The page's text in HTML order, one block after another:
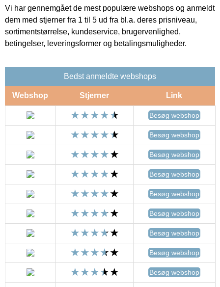
Vi har gennemgået de mest populære webshops og anmeldt
dem med stjerner fra 1 til 5 ud fra bl.a. deres prisniveau,
sortimentstørrelse, kundeservice, brugervenlighed,
betingelser, leveringsformer og betalingsmuligheder.
Bedst anmeldte webshops
Webshop Stjerner Link
Besøg webshop
Besøg webshop
Besøg webshop
Besøg webshop
Besøg webshop
Besøg webshop
Besøg webshop
Besøg webshop
Besøg webshop